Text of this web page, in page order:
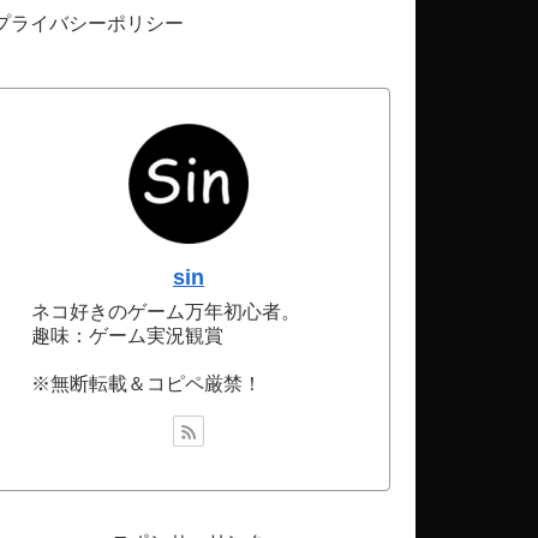
ライバシーポリシー
sin
ネコ好きのゲーム万年初心者。
趣味：ゲーム実況観賞
※無断転載＆コピペ厳禁！